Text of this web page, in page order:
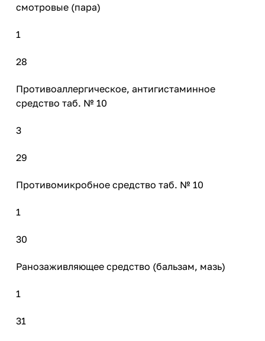
смотровые (пара)
1
28
Противоаллергическое, антигистаминное
средство таб. № 10
3
29
Противомикробное средство таб. № 10
1
30
Ранозаживляющее средство (бальзам, мазь)
1
31